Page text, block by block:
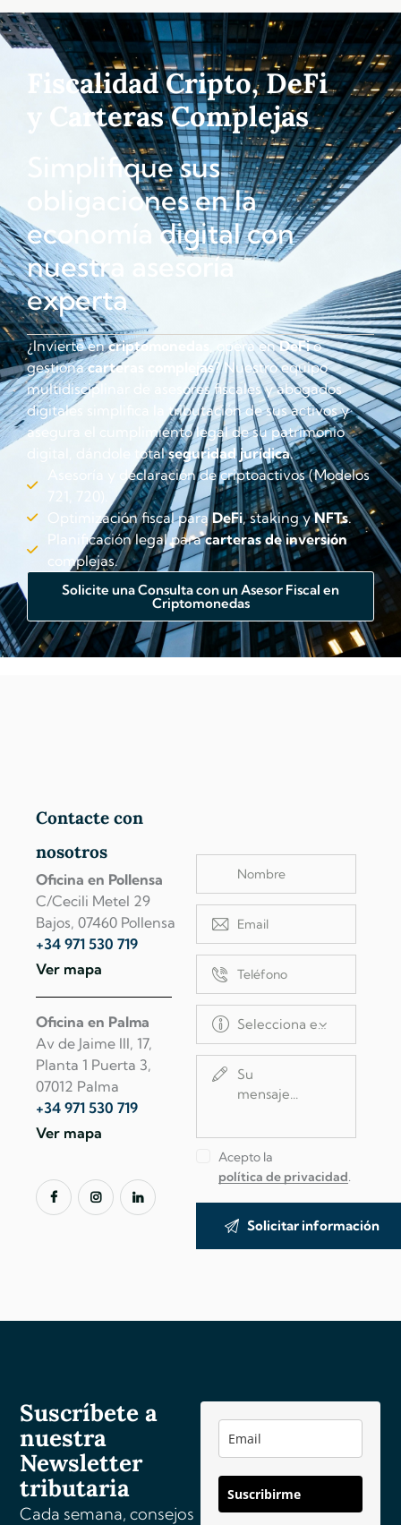
Fiscalidad Cripto, DeFi
y Carteras Complejas
Simplifique sus
obligaciones en la
economía digital con
nuestra asesoría
experta
¿Invierte encriptomonedas , opera enDeFio
gestionacarteras complejas? Nuestro equipo
multidisciplinar de asesores fiscales y abogados
digitales simplifica la tributación de sus activos y
asegura el cumplimiento legal de su patrimonio
digital, dándole totalseguridad jurídica.
Asesoría y declaración de criptoactivos (Modelos
721, 720).
Optimización fiscal paraDeFi, staking yNFTs.
Planificación legal paracarteras de inversión
complejas.
Solicite una Consulta con un Asesor Fiscal en
Criptomonedas
Contacte con
nosotros
Oficina en Pollensa
C/Cecili Metel 29
Bajos, 07460 Pollensa
+34 971 530 719
Ver mapa
Oficina en Palma
Av de Jaime III, 17,
Planta 1 Puerta 3,
07012 Palma
+34 971 530 719
Ver mapa
Acepto la
política de privacidad.
e
t
Suscríbete a
nuestra
Newsletter
tributaria
Cada semana, consejos
Suscribirme